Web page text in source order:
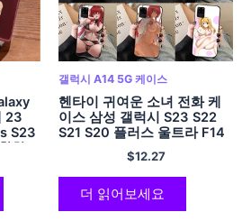
23
S23
한
갤럭시 A14 5G 케이스
헨타이 귀여운 소녀 전화 케
이스 삼성 갤럭시 S23 S22
S21 S20 플러스 울트라 F14
F54 M14 M54 M53 Note20
소프트 블랙 전화 커버
$12.27
더 읽어보세요